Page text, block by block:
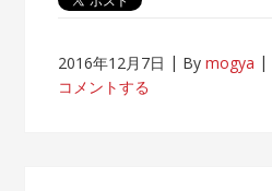
2016年12月7日 Bymogya
コメントする